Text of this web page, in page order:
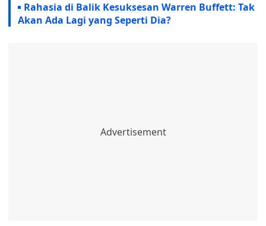
Rahasia di Balik Kesuksesan Warren Buffett: Tak
Akan Ada Lagi yang Seperti Dia?